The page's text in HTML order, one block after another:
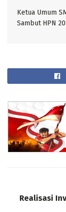
Ketua Umum
Sambut HPN
Realisasi